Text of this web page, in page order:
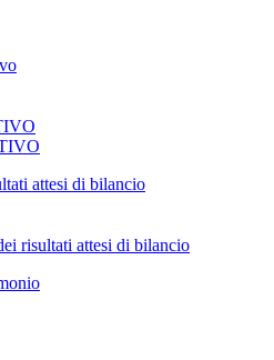
attesi di bilancio
risultati attesi di bilancio